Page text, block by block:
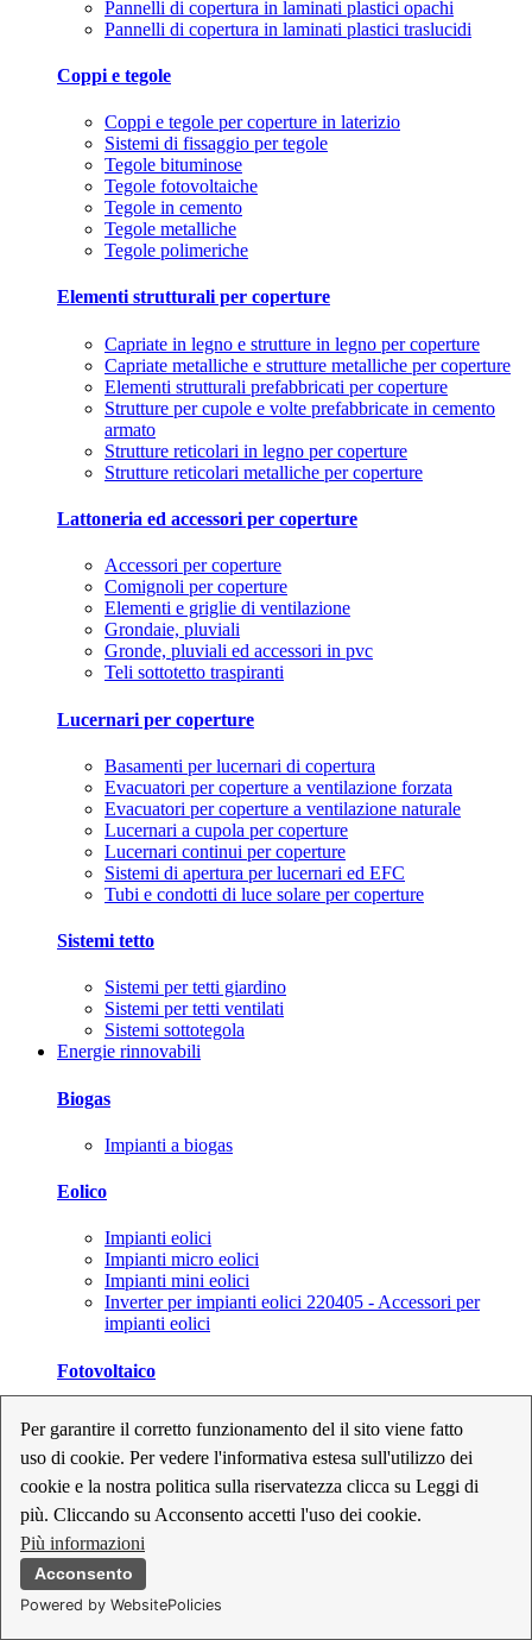
Per garantire il corretto funzionamento del il sito viene fatto
uso di cookie. Per vedere l'informativa estesa sull'utilizzo dei
cookie e la nostra politica sulla riservatezza clicca su Leggi di
più. Cliccando su Acconsento accetti l'uso dei cookie.
Più informazioni
Acconsento
Powered by WebsitePolicies
Pannelli di copertura in laminati plastici opachi
Pannelli di copertura in laminati plastici traslucidi
Coppi e tegole
Coppi e tegole per coperture in laterizio
Sistemi di fissaggio per tegole
Tegole bituminose
Tegole fotovoltaiche
Tegole in cemento
Tegole metalliche
Tegole polimeriche
Elementi strutturali per coperture
Capriate in legno e strutture in legno per coperture
Capriate metalliche e strutture metalliche per coperture
Elementi strutturali prefabbricati per coperture
Strutture per cupole e volte prefabbricate in cemento
armato
Strutture reticolari in legno per coperture
Strutture reticolari metalliche per coperture
Lattoneria ed accessori per coperture
Accessori per coperture
Comignoli per coperture
Elementi e griglie di ventilazione
Grondaie, pluviali
Gronde, pluviali ed accessori in pvc
Teli sottotetto traspiranti
Lucernari per coperture
Basamenti per lucernari di copertura
Evacuatori per coperture a ventilazione forzata
Evacuatori per coperture a ventilazione naturale
Lucernari a cupola per coperture
Lucernari continui per coperture
Sistemi di apertura per lucernari ed EFC
Tubi e condotti di luce solare per coperture
Sistemi tetto
Sistemi per tetti giardino
Sistemi per tetti ventilati
Sistemi sottotegola
Energie rinnovabili
Biogas
Impianti a biogas
Eolico
Impianti eolici
Impianti micro eolici
Impianti mini eolici
Inverter per impianti eolici 220405 - Accessori per
impianti eolici
Fotovoltaico
Inverter per impianti fotovoltaici
Kit per impianti fotovoltaici
Moduli fotovoltaici
Sistemi di monitoraggio per impianti fotovoltaici
Strumenti di collaudo e configurazione per impianti
fotovoltaici
Supporti per impianti fotovoltaici
Geotermia